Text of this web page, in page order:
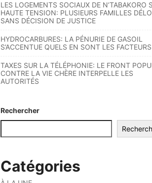
LES LOGEMENTS SOCIAUX DE N’TABAKORO
HAUTE TENSION: PLUSIEURS FAMILLES
SANS DÉCISION DE JUSTICE
HYDROCARBURES: LA PÉNURIE DE GASOIL
S’ACCENTUE QUELS EN SONT LES
TAXES SUR LA TÉLÉPHONIE: LE FRONT
CONTRE LA VIE CHÈRE INTERPELLE LES
AUTORITÉS
Rechercher
Catégories